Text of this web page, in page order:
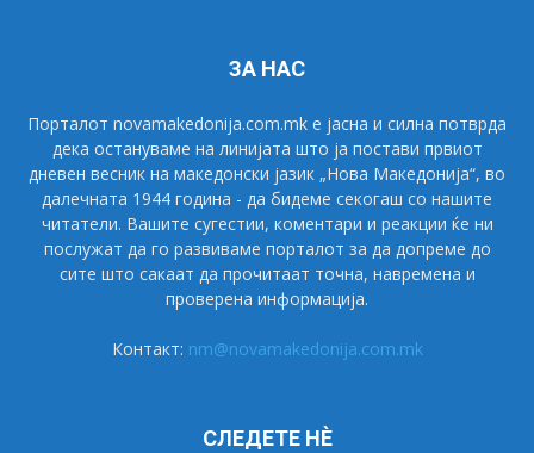
ЗА НАС
Порталот novamakedonija.com.mk е јасна и силна потврда
дека остануваме на линијата што ја постави првиот
дневен весник на македонски јазик „Нова Македонија“, во
далечната 1944 година - да бидеме секогаш со нашите
читатели. Вашите сугестии, коментари и реакции ќе ни
послужат да го развиваме порталот за да допреме до
сите што сакаат да прочитаат точна, навремена и
проверена информација.
Контакт: nm@novamakedonija.com.mk
СЛЕДЕТЕ НÈ